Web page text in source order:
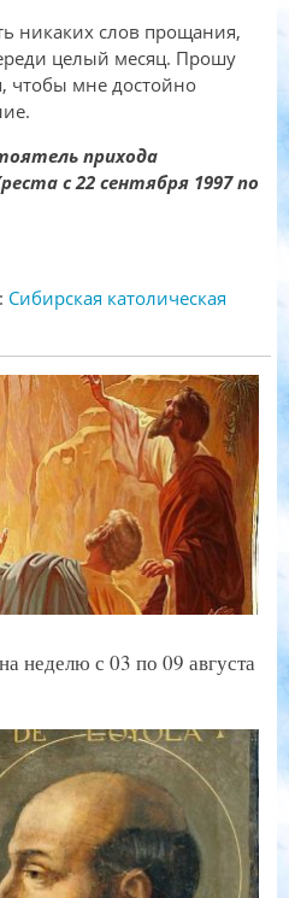
никаких слов прощания,
целый месяц. Прошу
чтобы мне достойно
прихода
с 22 сентября 1997 по
Сибирская католическая
неделю с 03 по 09 августа